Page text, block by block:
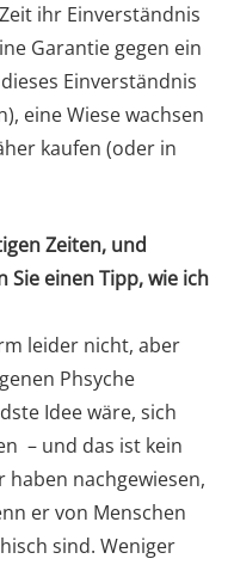
ihr Einverständnis
Garantie gegen ein
Einverständnis
eine Wiese wachsen
kaufen (oder in
Zeiten, und
einen Tipp, wie ich
leider nicht, aber
Phsyche
Idee wäre, sich
– und das ist kein
haben nachgewiesen,
er von Menschen
sind. Weniger